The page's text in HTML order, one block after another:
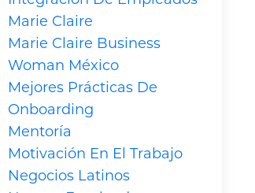
Marie Claire
Marie Claire Business
Woman México
Mejores Prácticas De
Onboarding
Mentoría
Motivación En El Trabajo
Negocios Latinos